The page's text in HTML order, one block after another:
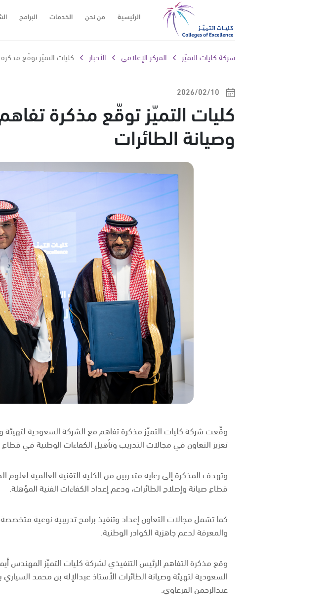
الرئيسية من نحن الخدمات البرامج
شركة كليات التميّز المركز الإعلامي الأخبار كليات التميّز توقّع
10‏/02‏/2026
كليات التميّز توقّع مذكرة
وصيانة الطائرات
تعزيز التعاون في مجالات التدريب وتأهيل الكفاءات الوطنية في قطاع
وتهدف المذكرة إلى رعاية متدربين من الكلية التقنية العالمية
قطاع صيانة وإصلاح الطائرات، ودعم إعداد الكفاءات الفنية المؤهلة.
كما تشمل مجالات التعاون إعداد وتنفيذ برامج تدريبية نوعية
والمعرفة لدعم جاهزية الكوادر الوطنية.
وقع مذكرة التفاهم الرئيس التنفيذي لشركة كليات التميّز
السعودية لتهيئة وصيانة الطائرات الأستاذ عبدالإله بن محمد
عبدالرحمن القرعاوي.